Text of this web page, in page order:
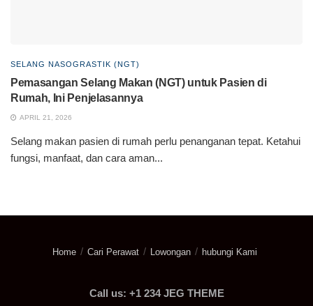
SELANG NASOGRASTIK (NGT)
Pemasangan Selang Makan (NGT) untuk Pasien di
Rumah, Ini Penjelasannya
APRIL 21, 2026
Selang makan pasien di rumah perlu penanganan tepat. Ketahui
fungsi, manfaat, dan cara aman...
Home Cari Perawat Lowongan hubungi Kami
Call us: +1 234 JEG THEME